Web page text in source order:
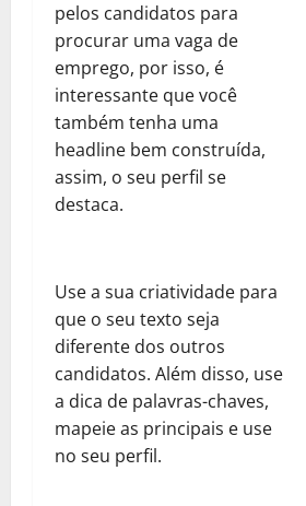
pelos candidatos para
procurar uma vaga de
emprego, por isso, é
interessante que você
também tenha uma
headline bem construída,
assim, o seu perfil se
destaca.
Use a sua criatividade para
que o seu texto seja
diferente dos outros
candidatos. Além disso, use
a dica de palavras-chaves,
mapeie as principais e use
no seu perfil.